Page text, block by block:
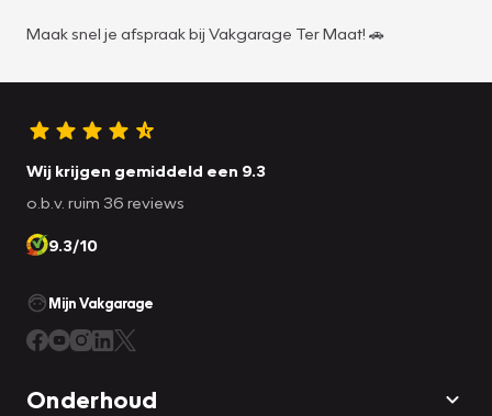
Maak snel je afspraak bij Vakgarage Ter Maat! 🚗
Wij krijgen gemiddeld een 9.3
o.b.v. ruim 36 reviews
9.3/10
Mijn Vakgarage
Onderhoud